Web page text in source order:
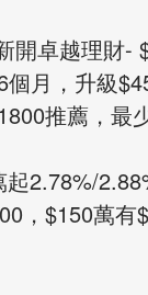
開卓越理財-
月，升級
推薦，最
起2.78%/
，$150萬有